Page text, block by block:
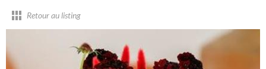
Retour au listing